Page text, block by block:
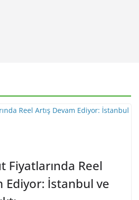
Fiyatlarında Reel
Ediyor: İstanbul ve